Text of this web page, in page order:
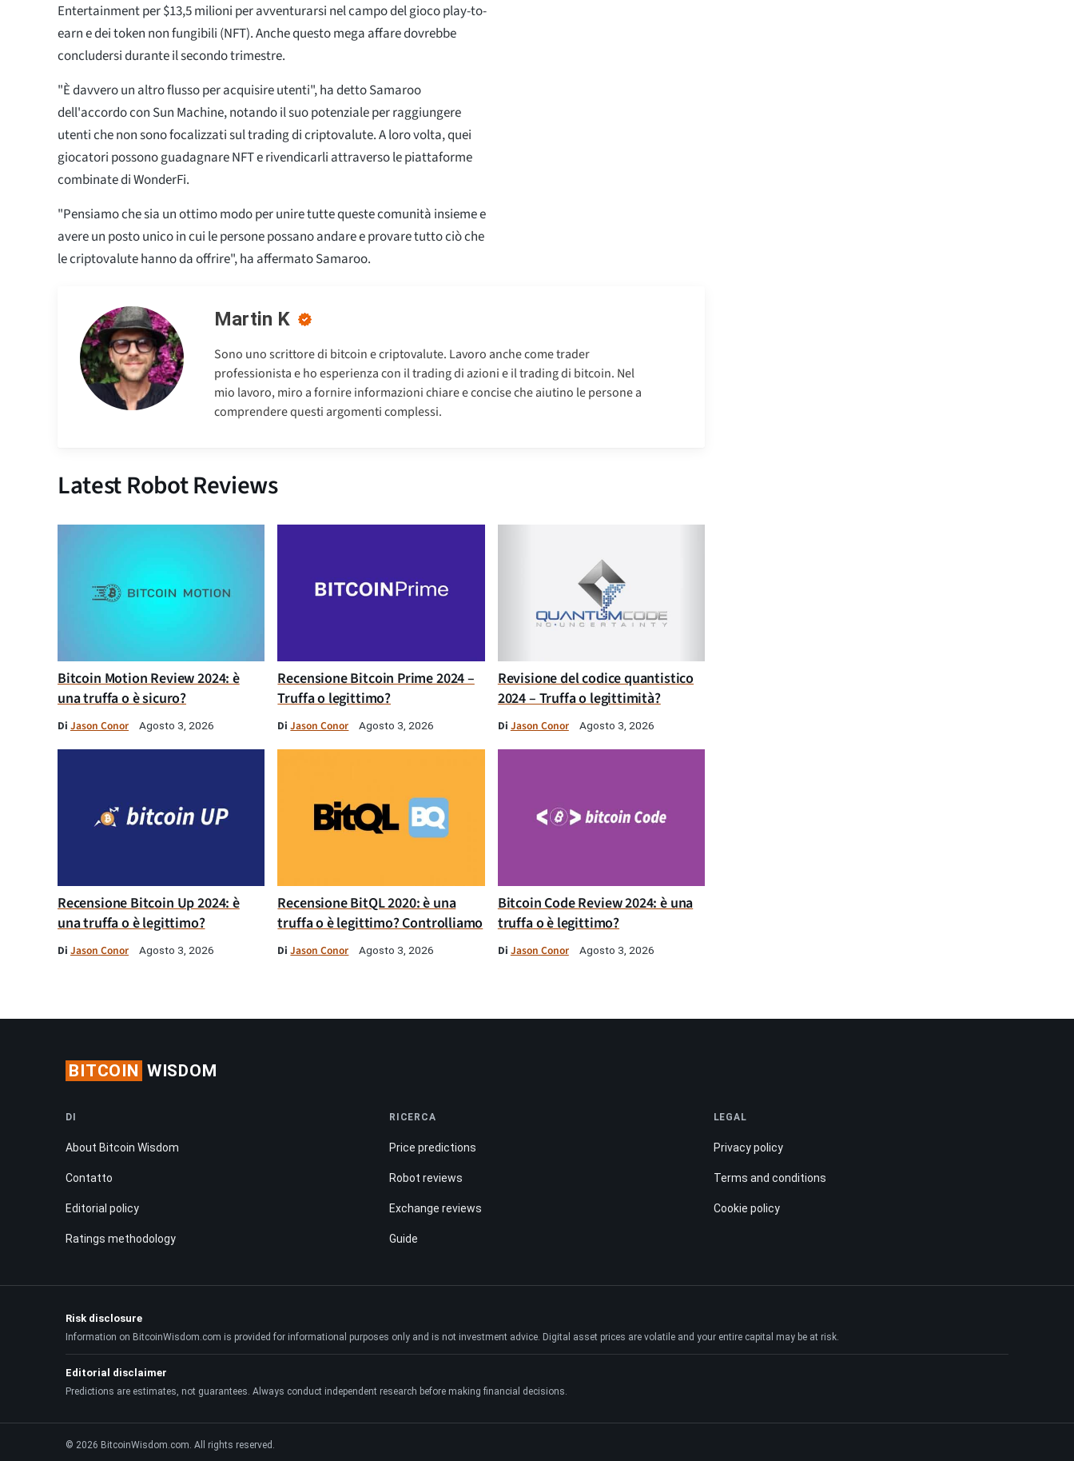
Entertainment per $13,5 milioni per avventurarsi nel campo del gioco play-to-
earn e dei token non fungibili (NFT). Anche questo mega affare dovrebbe
concludersi durante il secondo trimestre.
"È davvero un altro flusso per acquisire utenti", ha detto Samaroo
dell'accordo con Sun Machine, notando il suo potenziale per raggiungere
utenti che non sono focalizzati sul trading di criptovalute. A loro volta, quei
giocatori possono guadagnare NFT e rivendicarli attraverso le piattaforme
combinate di WonderFi.
"Pensiamo che sia un ottimo modo per unire tutte queste comunità insieme e
avere un posto unico in cui le persone possano andare e provare tutto ciò che
le criptovalute hanno da offrire", ha affermato Samaroo.
Martin K
Sono uno scrittore di bitcoin e criptovalute. Lavoro anche come trader
professionista e ho esperienza con il trading di azioni e il trading di bitcoin. Nel
mio lavoro, miro a fornire informazioni chiare e concise che aiutino le persone a
comprendere questi argomenti complessi.
Latest Robot Reviews
Bitcoin Motion Review 2024: è
una truffa o è sicuro?
Di Jason Conor Agosto 3, 2026
Recensione Bitcoin Prime 2024 –
Truffa o legittimo?
DiJason Conor Agosto 3, 2026
Revisione del codice quantistico
2024 – Truffa o legittimità?
Di Jason Conor Agosto 3, 2026
Recensione Bitcoin Up 2024: è
una truffa o è legittimo?
Di Jason Conor Agosto 3, 2026
Recensione BitQL 2020: è una
truffa o è legittimo? Controlliamo
DiJason Conor Agosto 3, 2026
Bitcoin Code Review 2024: è una
truffa o è legittimo?
Di Jason Conor Agosto 3, 2026
BITCOIN WISDOM
DI
About Bitcoin Wisdom
Contatto
Editorial policy
Ratings methodology
RICERCA
Price predictions
Robot reviews
Exchange reviews
Guide
LEGAL
Privacy policy
Terms and conditions
Cookie policy
Risk disclosure
Information on BitcoinWisdom.com is provided for informational purposes only and is not investment advice. Digital asset prices are volatile and your entire capital may be at risk.
Editorial disclaimer
Predictions are estimates, not guarantees. Always conduct independent research before making financial decisions.
© 2026 BitcoinWisdom.com. All rights reserved.